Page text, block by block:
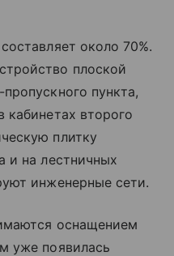
около 70%.
плоской
пункта,
кабинетах второго
плитку
и на лестничных
инженерные сети.
оснащением
уже появилась